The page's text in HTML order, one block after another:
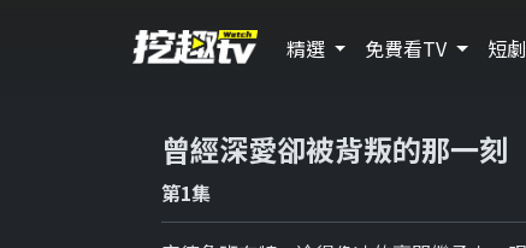
精選 免費看TV 短劇
曾經深愛卻被背叛的那一刻
第1集